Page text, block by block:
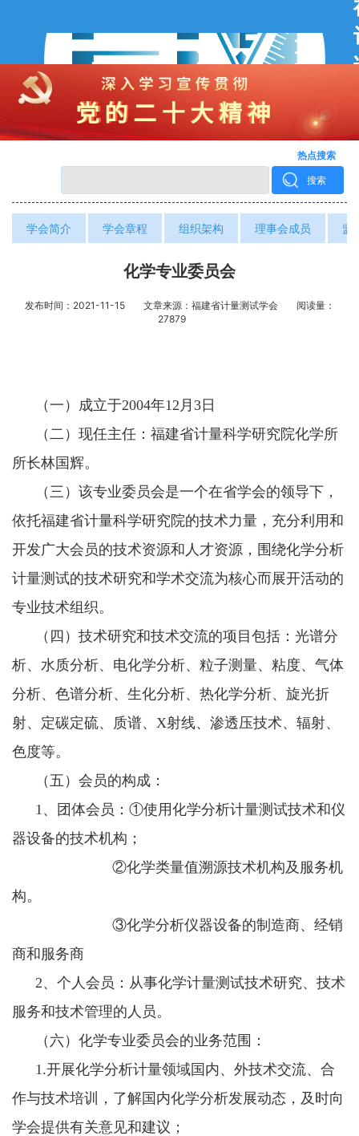
热点搜索
搜索
学会简介 学会章程 组织架构 理事会成员 监
化学专业委员会
发布时间：2021-11-15 文章来源：福建省计量测试学会
阅读量：
27879
（一）成立于2004年12月3日
（二）现任主任：福建省计量科学研究院化学所
所长林国辉。
（三）该专业委员会是一个在省学会的领导下，
依托福建省计量科学研究院的技术力量，充分利用和
开发广大会员的技术资源和人才资源，围绕化学分析
计量测试的技术研究和学术交流为核心而展开活动的
专业技术组织。
（四）技术研究和技术交流的项目包括：光谱分
析、水质分析、电化学分析、粒子测量、粘度、气体
分析、色谱分析、生化分析、热化学分析、旋光折
射、定碳定硫、质谱、 X射线、渗透压技术、辐射、
色度等。
（五）会员的构成：
1、团体会员：①使用化学分析计量测试技术和仪
器设备的技术机构；
②化学类量值溯源技术机构及服务机
构。
③化学分析仪器设备的制造商、经销
商和服务商
2、个人会员：从事化学计量测试技术研究、技术
服务和技术管理的人员。
（六）化学专业委员会的业务范围：
1.开展化学分析计量领域国内、外技术交流、合
作与技术培训，了解国内化学分析发展动态，及时向
学会提供有关意见和建议；